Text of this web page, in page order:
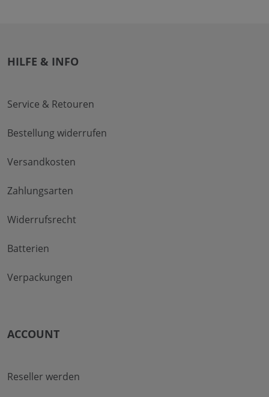
HILFE & INFO
Service & Retouren
Bestellung widerrufen
Versandkosten
Zahlungsarten
Widerrufsrecht
Batterien
Verpackungen
ACCOUNT
Reseller werden